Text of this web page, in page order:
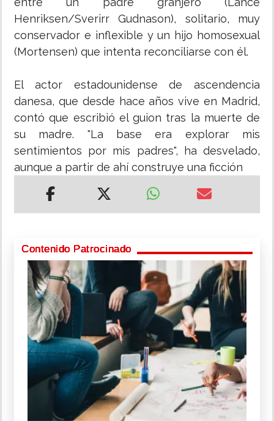
Henriksen/Sverirr Gudnason), solitario, muy
conservador e inflexible y un hijo homosexual
(Mortensen) que intenta reconciliarse con él.
El actor estadounidense de ascendencia
danesa, que desde hace años vive en Madrid,
contó que escribió el guion tras la muerte de
su madre. "La base era explorar mis
sentimientos por mis padres", ha desvelado,
aunque a partir de ahí construye una ficción
Contenido Patrocinado